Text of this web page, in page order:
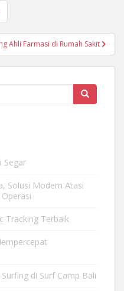
Ahli Farmasi di Rumah Sakit
Segar
Solusi Modern Atasi
Tracking Terbaik
di Surf Camp Bali